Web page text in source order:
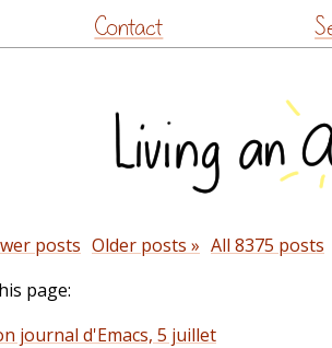
Contact
posts Older posts » All 8375 posts
page:
journal d'Emacs, 5 juillet